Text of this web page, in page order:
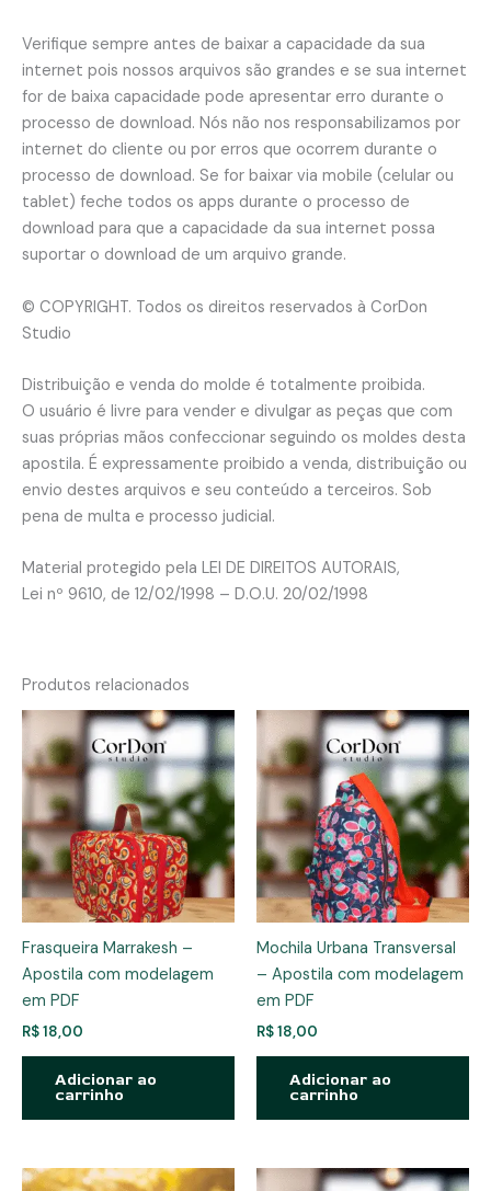
Verifique sempre antes de baixar a capacidade da sua
internet pois nossos arquivos são grandes e se sua internet
for de baixa capacidade pode apresentar erro durante o
processo de download. Nós não nos responsabilizamos por
internet do cliente ou por erros que ocorrem durante o
processo de download. Se for baixar via mobile (celular ou
tablet) feche todos os apps durante o processo de
download para que a capacidade da sua internet possa
suportar o download de um arquivo grande.
© COPYRIGHT. Todos os direitos reservados à CorDon
Studio
Distribuição e venda do molde é totalmente proibida.
O usuário é livre para vender e divulgar as peças que com
suas próprias mãos confeccionar seguindo os moldes desta
apostila. É expressamente proibido a venda, distribuição ou
envio destes arquivos e seu conteúdo a terceiros. Sob
pena de multa e processo judicial.
Material protegido pela LEI DE DIREITOS AUTORAIS,
Lei nº 9610, de 12/02/1998 – D.O.U. 20/02/1998
Produtos relacionados
Frasqueira Marrakesh –
Apostila com modelagem
em PDF
R$18,00
Adicionar ao
carrinho
Mochila Urbana Transversal
– Apostila com modelagem
em PDF
R$18,00
Adicionar ao
carrinho